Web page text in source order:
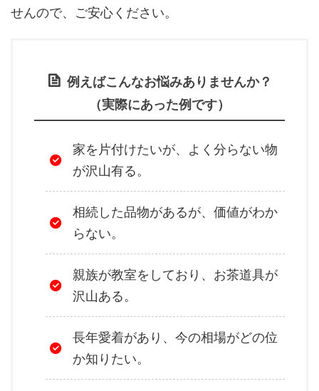
せんので、ご安心ください。
例えばこんなお悩みありませんか？
（実際にあった例です）
家を片付けたいが、よく分らない物
が沢山有る。
相続した品物があるが、価値がわか
らない。
親族が教室をしており、お茶道具が
沢山ある。
長年愛着があり、今の相場がどの位
か知りたい。